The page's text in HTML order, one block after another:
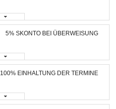
5% SKONTO BEI ÜBERWEISUNG
100% EINHALTUNG DER TERMINE